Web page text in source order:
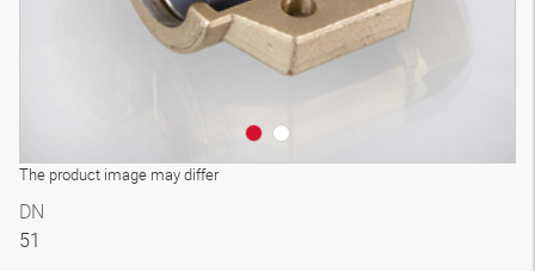
The product image may differ
DN
51